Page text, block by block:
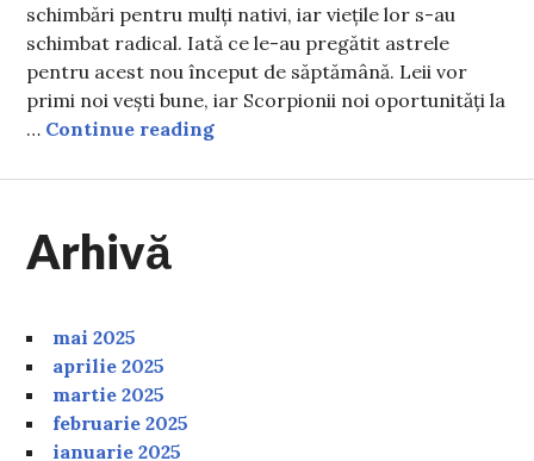
schimbări pentru mulți nativi, iar viețile lor s-au
schimbat radical. Iată ce le-au pregătit astrele
pentru acest nou început de săptămână. Leii vor
primi noi vești bune, iar Scorpionii noi oportunități la
… Continue readingHoroscop 12 august. Cum începe
Arhivă
mai 2025
aprilie 2025
martie 2025
februarie 2025
ianuarie 2025